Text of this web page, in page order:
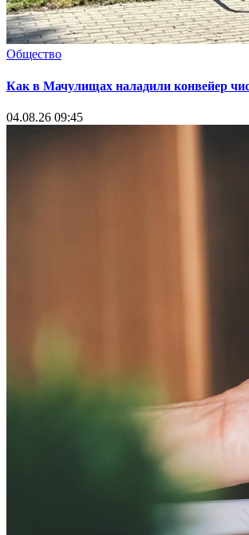
Общество
Как в Мачулищах наладили конвейер
04.08.26 09:45